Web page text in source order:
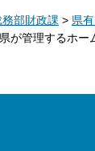
務部財政課 > 県
が管理するホー